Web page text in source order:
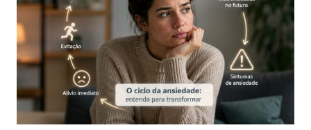
O
CONTROLE
DAS
EMOÇÕES?